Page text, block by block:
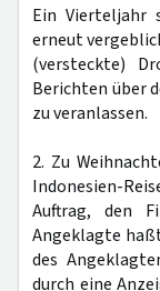
Ein Vierteljahr
erneut
(versteckte)
Berichten über
zu veranlassen.
2. Zu
Indonesien-
Auftrag, den
Angeklagte
des
durch eine